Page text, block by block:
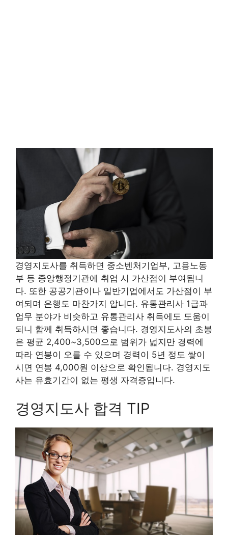
경영지도사를 취득하면 중소벤처기업부, 고용노동
부 등 중앙행정기관에 취업 시 가산점이 부여됩니
다. 또한 공공기관이나 일반기업에서도 가산점이 부
여되며 은행도 마찬가지 압니다. 유통관리사 1급과
업무 분야가 비슷하고 유통관리사 취득에도 도움이
되니 함께 취득하시면 좋습니다. 경영지도사의 초봉
은 평균 2,400~3,500으로 범위가 넓지만 경력에
따라 연봉이 오를 수 있으며 경력이 5년 정도 쌓이
시면 연봉 4,000원 이상으로 확인됩니다. 경영지도
사는 유효기간이 없는 평생 자격증입니다.
경영지도사 합격 TIP